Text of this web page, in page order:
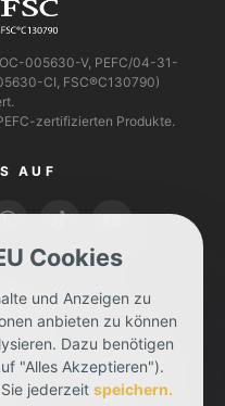
005630-V, PEFC/04-31-
CI, FSC®C130790)
zertifizierten Produkte.
AUF
Cookies
und Anzeigen zu
anbieten zu können
Dazu benötigen
"Alles Akzeptieren").
jederzeit speichern.